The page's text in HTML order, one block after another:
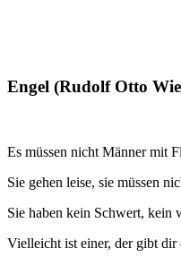
Engel (Rudolf Otto
Es müssen nicht Männer mit
Sie gehen leise, sie müssen
Sie haben kein Schwert, kein
Vielleicht ist einer, der gibt dir